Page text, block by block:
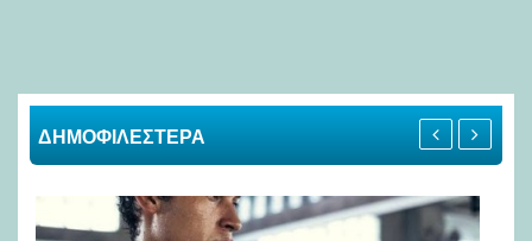
ΔΗΜΟΦΙΛΕΣΤΕΡΑ